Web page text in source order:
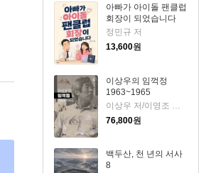
아빠가 아이돌 팬클럽
회장이 되었습니다
정민규 저
13,600원
이상우의 임꺽정
1963~1965
이상우 저/이영조 그림
76,800원
백두산, 천 년의 서사
8